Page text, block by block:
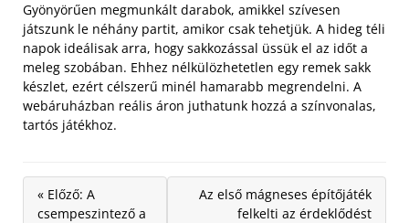
Gyönyörűen megmunkált darabok, amikkel szívesen
játszunk le néhány partit, amikor csak tehetjük. A hideg téli
napok ideálisak arra, hogy sakkozással üssük el az időt a
meleg szobában. Ehhez nélkülözhetetlen egy remek sakk
készlet, ezért célszerű minél hamarabb megrendelni. A
webáruházban reális áron juthatunk hozzá a színvonalas,
tartós játékhoz.
« Előző: A
csempeszintező a
Az első mágneses építőjáték
felkelti az érdeklődést